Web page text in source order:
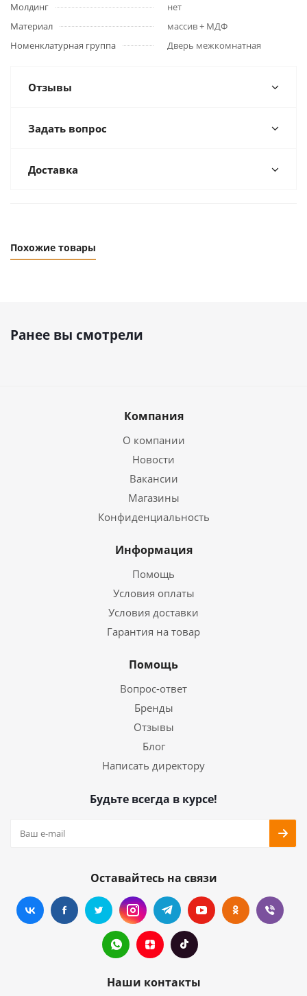
Молдинг
нет
Материал
массив + МДФ
Номенклатурная группа
Дверь межкомнатная
Отзывы
Задать вопрос
Доставка
Похожие товары
Ранее вы смотрели
Компания
О компании
Новости
Вакансии
Магазины
Конфиденциальность
Информация
Помощь
Условия оплаты
Условия доставки
Гарантия на товар
Помощь
Вопрос-ответ
Бренды
Отзывы
Блог
Написать директору
Будьте всегда в курсе!
Оставайтесь на связи
Наши контакты